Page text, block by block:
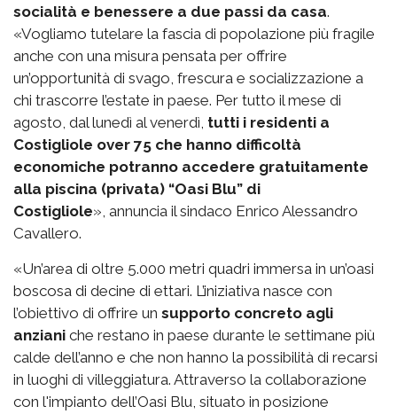
socialità e benessere a due passi da casa.
«Vogliamo tutelare la fascia di popolazione più fragile
anche con una misura pensata per offrire
un’opportunità di svago, frescura e socializzazione a
chi trascorre l’estate in paese. Per tutto il mese di
agosto, dal lunedì al venerdì, tutti i residenti a
Costigliole over 75 che hanno difficoltà
economiche potranno accedere gratuitamente
alla piscina (privata) “Oasi Blu” di
Costigliole», annuncia il sindaco Enrico Alessandro
Cavallero.
«Un’area di oltre 5.000 metri quadri immersa in un’oasi
boscosa di decine di ettari. L’iniziativa nasce con
l’obiettivo di offrire un supporto concreto agli
anziani che restano in paese durante le settimane più
calde dell’anno e che non hanno la possibilità di recarsi
in luoghi di villeggiatura. Attraverso la collaborazione
con l'impianto dell’Oasi Blu, situato in posizione